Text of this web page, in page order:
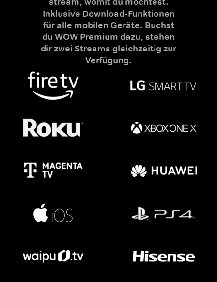
Inklusive Download-Funktionen
für alle mobilen Geräte. Buchst
du WOW Premium dazu, stehen
dir zwei Streams gleichzeitig zur
Verfügung.